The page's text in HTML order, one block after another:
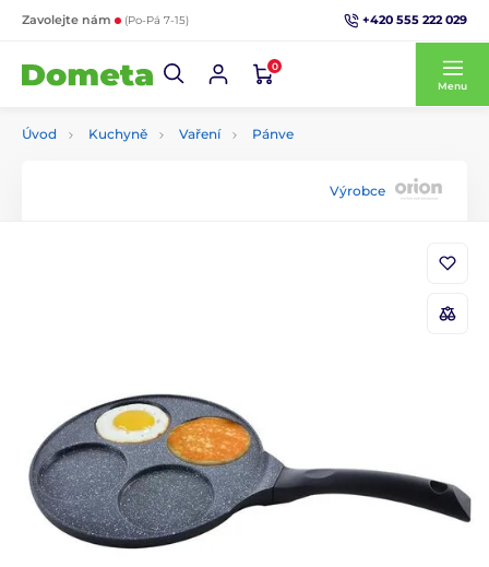
Zavolejte nám (Po-Pá 7-15) +420 555 222 029
0
Menu
Úvod Kuchyně Vaření Pánve
Výrobce